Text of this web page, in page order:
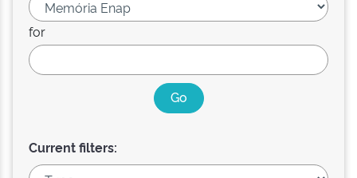
for
Current filters: